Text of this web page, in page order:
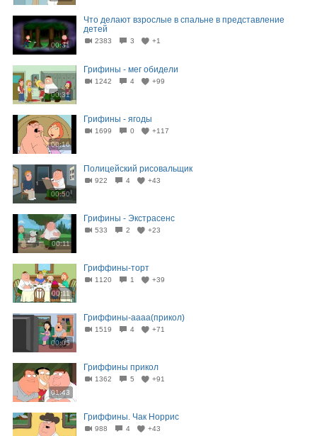
00:31
Что делают взрослые в спальне в представление
детей
2383 3 +1
00:31
Грифины - мег обидели
1242 4 +99
00:16
Грифины - ягоды
1699 0 +117
00:50
Полицейский рисовальщик
922 4 +43
00:11
Грифины - Экстрасенс
533 2 +23
00:11
Гриффины-торт
1120 1 +39
00:05
Гриффины-аааа(прикол)
1519 4 +71
01:43
Гриффины прикол
1362 5 +91
Гриффины. Чак Норрис
988 4 +43